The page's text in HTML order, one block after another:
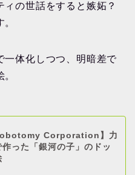
の世話をすると嫉妬？
一体化しつつ、明暗差で
Corporation】力
作った「銀河の子」のドッ